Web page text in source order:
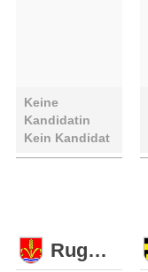
Keine
Kandidatin
Kein Kandidat
Ruggell